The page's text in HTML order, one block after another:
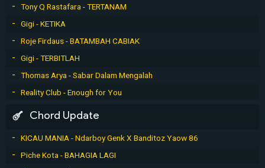
Tony Q Rastafara - TERTANAM
Gigi - KETIKA
Roje Firdaus - BATAMBAH CABIAK
Gigi - TERBITLAH
Thomas Arya - Sabar Dalam Mengalah
Reality Club - Enough for You
Chord Update
KICAU MANIA - Ndarboy Genk X Banditoz Yaow 86
Piche Kota - BAHAGIA LAGI